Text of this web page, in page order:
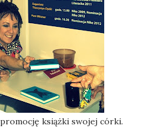
promocję książki swojej córki.